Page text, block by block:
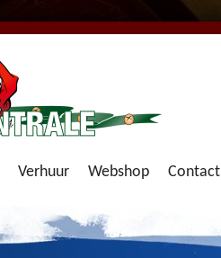
Verhuur Webshop Contact